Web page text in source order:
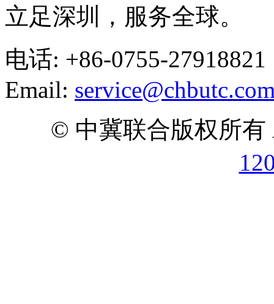
立足深圳，服务全球。
电话: +86-0755-27918821
Email:
© 中冀联合版权所有